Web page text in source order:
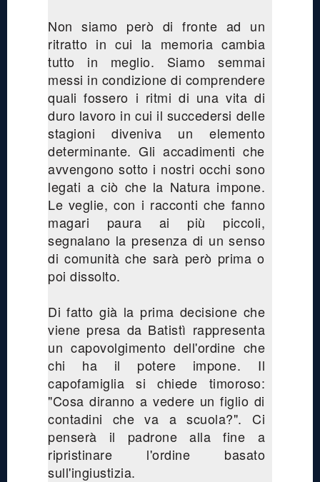
Non siamo però di fronte ad un
ritratto in cui la memoria cambia
tutto in meglio. Siamo semmai
messi in condizione di comprendere
quali fossero i ritmi di una vita di
duro lavoro in cui il succedersi delle
stagioni diveniva un elemento
determinante. Gli accadimenti che
avvengono sotto i nostri occhi sono
legati a ciò che la Natura impone.
Le veglie, con i racconti che fanno
magari paura ai più piccoli,
segnalano la presenza di un senso
di comunità che sarà però prima o
poi dissolto.
Di fatto già la prima decisione che
viene presa da Batistì rappresenta
un capovolgimento dell'ordine che
chi ha il potere impone. Il
capofamiglia si chiede timoroso:
"Cosa diranno a vedere un figlio di
contadini che va a scuola?". Ci
penserà il padrone alla fine a
ripristinare l'ordine basato
sull'ingiustizia.